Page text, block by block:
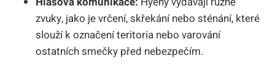
zvuky, jako je vrčení, skřekání nebo sténání, které
slouží k označení teritoria nebo varování
ostatních smečky před nebezpečím.